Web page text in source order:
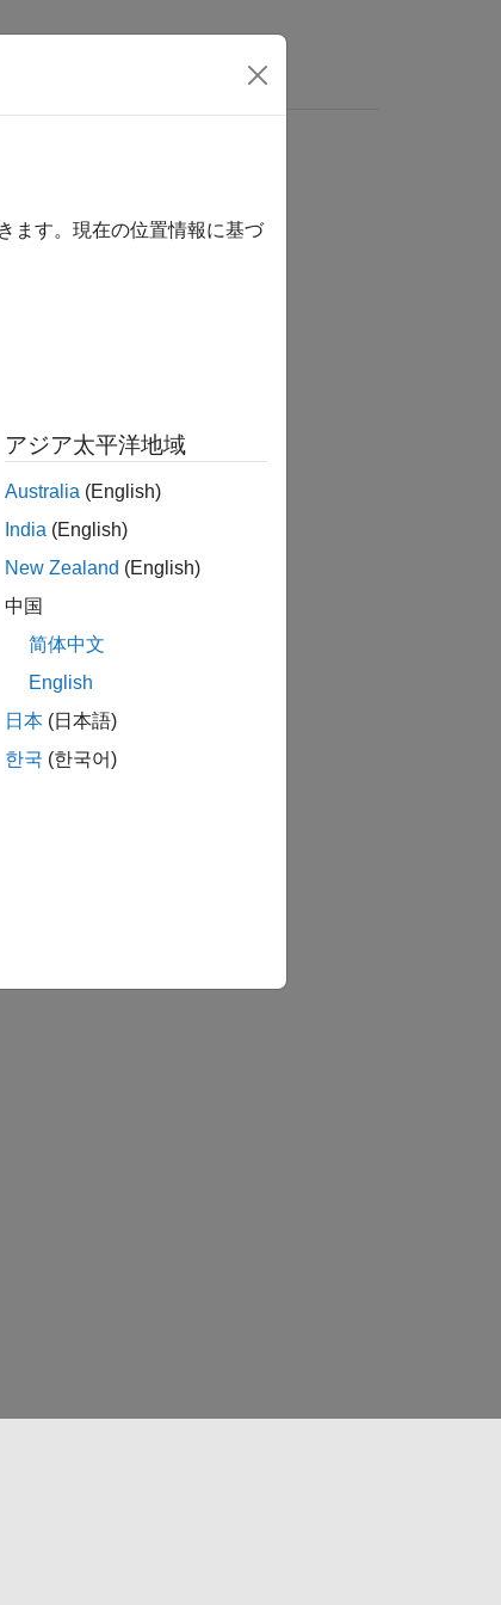
ます。現在の位置情報に基づ
アジア太平洋地域
Australia (English)
India (English)
New Zealand (English)
中国
简体中文
English
日本 (日本語)
한국 (한국어)